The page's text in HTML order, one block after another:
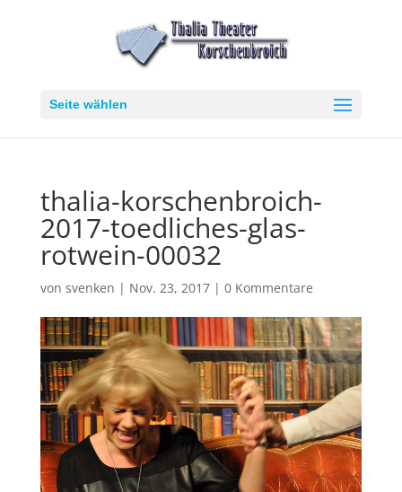
Seite wählen
thalia-korschenbroich-
2017-toedliches-glas-
rotwein-00032
von svenken | Nov. 23, 2017| 0 Kommentare